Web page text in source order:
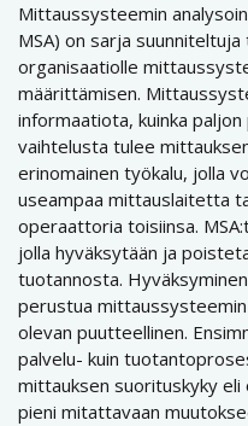
Mittaussysteemin
MSA) on sarja
organisaatiolle
määrittämisen.
informaatiota, kuinka
vaihtelusta tulee
erinomainen työkalu, jolla
useampaa mittauslaitetta
operaattoria toisiinsa.
jolla hyväksytään ja
tuotannosta.
perustua
olevan puutteellinen.
palvelu- kuin
mittauksen suorituskyky
pieni mitattavaan